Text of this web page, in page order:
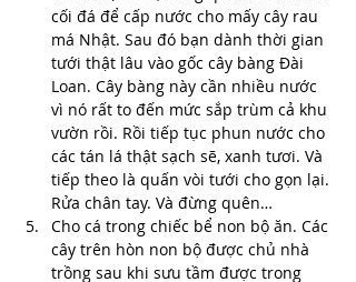
cối đá để cấp nước cho mấy cây rau
má Nhật. Sau đó bạn dành thời gian
tưới thật lâu vào gốc cây bàng Đài
Loan. Cây bàng này cần nhiều nước
vì nó rất to đến mức sắp trùm cả khu
vườn rồi. Rồi tiếp tục phun nước cho
các tán lá thật sạch sẽ, xanh tươi. Và
tiếp theo là quấn vòi tưới cho gọn lại.
Rửa chân tay. Và đừng quên…
Cho cá trong chiếc bể non bộ ăn. Các
cây trên hòn non bộ được chủ nhà
trồng sau khi sưu tầm được trong